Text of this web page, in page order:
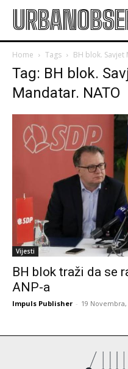
Home Tags BH blok. Savjet
Tag: BH blok.
Mandatar. NATO
Vijesti
BH blok traži da se
ANP-a
Impuls Publisher - 19 Novembra,